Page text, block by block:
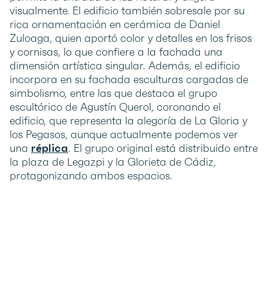
visualmente. El edificio también sobresale por su
rica ornamentación en cerámica de Daniel
Zuloaga, quien aportó color y detalles en los frisos
y cornisas, lo que confiere a la fachada una
dimensión artística singular. Además, el edificio
incorpora en su fachada esculturas cargadas de
simbolismo, entre las que destaca el grupo
escultórico de Agustín Querol, coronando el
edificio, que representa la alegoría de La Gloria y
los Pegasos, aunque actualmente podemos ver
una réplica. El grupo original está distribuido entre
la plaza de Legazpi y la Glorieta de Cádiz,
protagonizando ambos espacios.